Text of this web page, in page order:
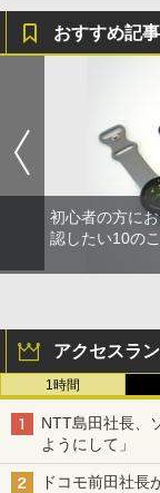
おすすめ記事
初心者の方に
認したい10の
アクセスラ
1時間
NTT島田社長、
ようにして」
ドコモ前田社長